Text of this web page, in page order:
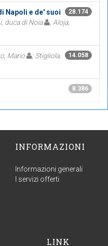
28.174
Napoli e de' suoi
duca di Noia
; Aloja,
14.058
Mario
; Stigliola,
8.386
INFORMAZIONI
Informazioni generali
I servizi offerti
LINK